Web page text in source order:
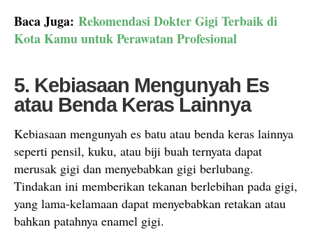
Baca Juga: Rekomendasi Dokter Gigi Terbaik di
Kota Kamu untuk Perawatan Profesional
5. Kebiasaan Mengunyah Es
atau Benda Keras Lainnya
Kebiasaan mengunyah es batu atau benda keras lainnya
seperti pensil, kuku, atau biji buah ternyata dapat
merusak gigi dan menyebabkan gigi berlubang.
Tindakan ini memberikan tekanan berlebihan pada gigi,
yang lama-kelamaan dapat menyebabkan retakan atau
bahkan patahnya enamel gigi.